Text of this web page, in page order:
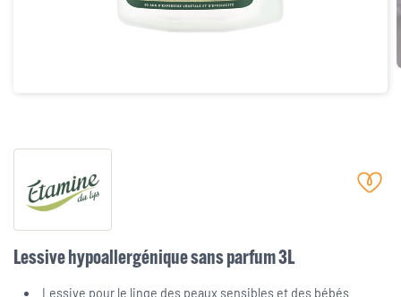
Lessive hypoallergénique sans parfum 3L
Lessive pour le linge des peaux sensibles et des bébés